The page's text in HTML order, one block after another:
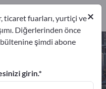
– üreticileri ve
2
Üreticiler
×
ticaret fuarları, yurtiçi ve
Diğerlerinden önce
şimdi abone
girin.